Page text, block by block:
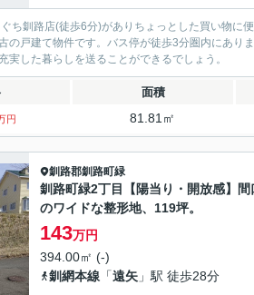
ち釧路店(徒歩6分)がありちょっとした買い物に
の戸建て物件です。バス停が徒歩3分圏内にあり
実した暮らしを送ることができるでしょう。
面積
円 81.81㎡
釧路郡釧路町緑
釧路町緑2丁目【陽当り・開放感】
のワイドな整形地、119坪。
143万円
394.00㎡ (-)
釧網本線 「遠矢 」駅 徒歩28分